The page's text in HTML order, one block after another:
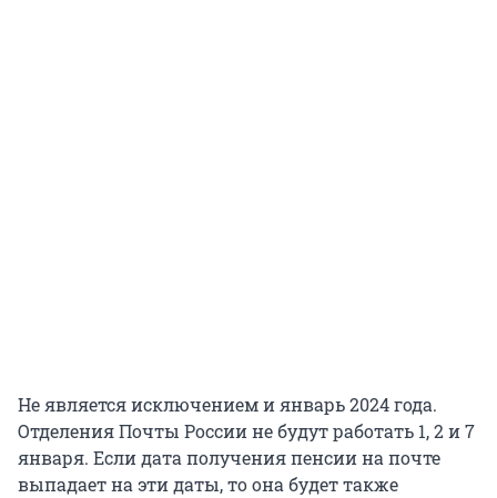
Не является исключением и январь 2024 года.
Отделения Почты России не будут работать 1, 2 и 7
января. Если дата получения пенсии на почте
выпадает на эти даты, то она будет также